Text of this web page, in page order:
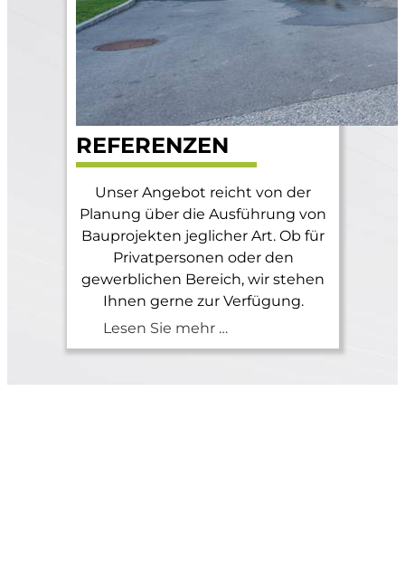
REFERENZEN
Unser Angebot reicht von der
Planung über die Ausführung von
Bauprojekten jeglicher Art. Ob für
Privatpersonen oder den
gewerblichen Bereich, wir stehen
Ihnen gerne zur Verfügung.
Lesen Sie mehr …